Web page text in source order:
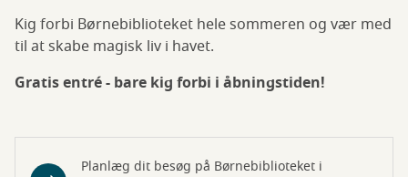
Kig forbi Børnebiblioteket hele sommeren og vær med
til at skabe magisk liv i havet.
Gratis entré - bare kig forbi i åbningstiden!
Planlæg dit besøg på Børnebiblioteket i